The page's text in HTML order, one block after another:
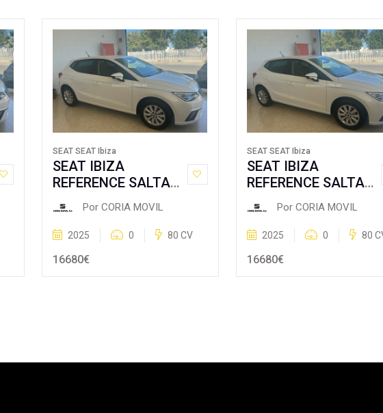
SEAT SEAT Ibiza
SEAT IBIZA
REFERENCE SALTA
1.0 80CVPor CORIA MOVIL
2025 0 80 CV
16680€
SEAT SEAT Ibiza
SEAT IBIZA
REFERENCE SALTA
1.0 80CVPor CORIA MOVIL
2025 0 80
16680€